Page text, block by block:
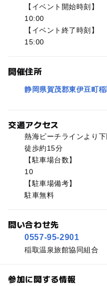
【イベント開始時刻】
10:00
【イベント終了時刻】
15:00
開催住所
静岡県賀茂郡東伊豆町
交通アクセス
熱海ビーチラインより
徒歩約15分
【駐車場台数】
10
【駐車場備考】
駐車無料
問い合わせ先
0557-95-2901
稲取温泉旅館協同組合
参加に関する情報